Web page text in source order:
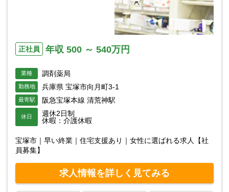
正社員 年収 500 ～ 540万円
業種 調剤薬局
勤務地 兵庫県 宝塚市向月町3-1
最寄駅 阪急宝塚本線 清荒神駅
休日
週休2日制
休暇：介護休暇
宝塚市｜早い終業｜住宅支援あり｜女性に選ばれる求人【社
員募集】
求人情報を詳しく見てみる